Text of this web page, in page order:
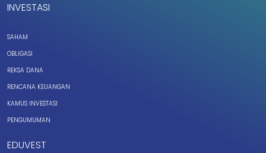
INVESTASI
SAHAM
OBLIGASI
REKSA DANA
RENCANA KEUANGAN
KAMUS INVESTASI
PENGUMUMAN
EDUVEST